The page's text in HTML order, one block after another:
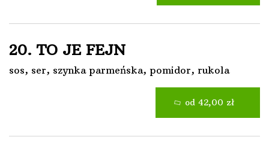
20. TO JE FEJN
sos, ser, szynka parmeńska, pomidor, rukola